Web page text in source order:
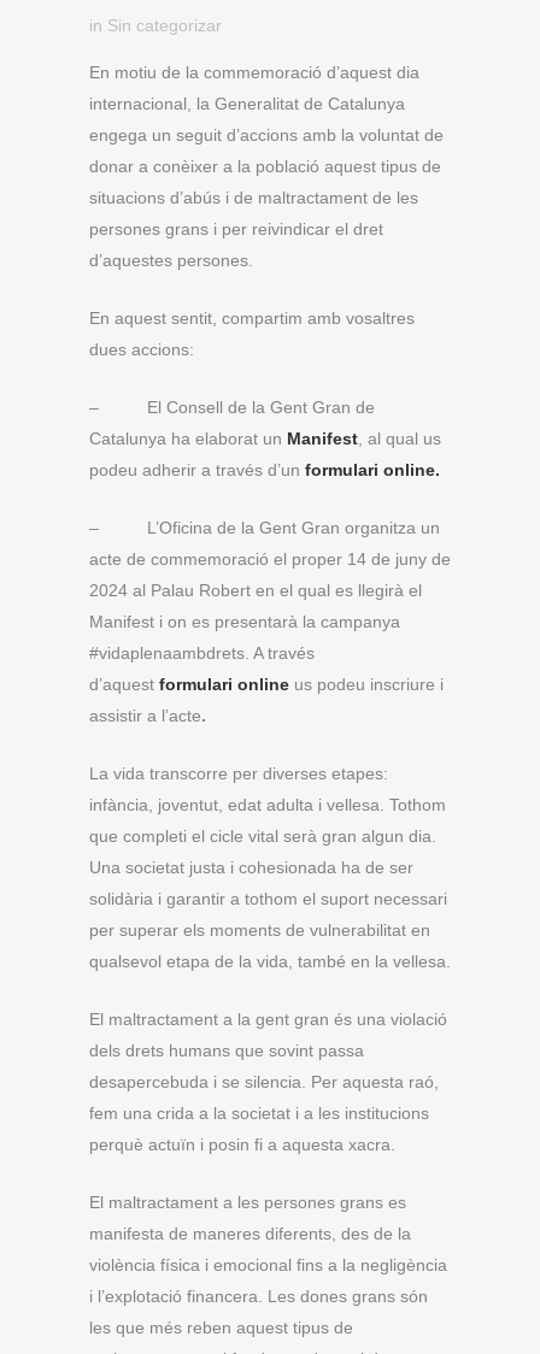
in Sin categorizar
En motiu de la commemoració d’aquest dia
internacional, la Generalitat de Catalunya
engega un seguit d’accions amb la voluntat de
donar a conèixer a la població aquest tipus de
situacions d’abús i de maltractament de les
persones grans i per reivindicar el dret
d’aquestes persones.
En aquest sentit, compartim amb vosaltres
dues accions:
– El Consell de la Gent Gran de
Catalunya ha elaborat un Manifest , al qual us
podeu adherir a través d’un formulari online.
– L’Oficina de la Gent Gran organitza un
acte de commemoració el proper 14 de juny de
2024 al Palau Robert en el qual es llegirà el
Manifest i on es presentarà la campanya
#vidaplenaambdrets. A través
d’aquest formulari online us podeu inscriure i
assistir a l’acte.
La vida transcorre per diverses etapes:
infància, joventut, edat adulta i vellesa. Tothom
que completi el cicle vital serà gran algun dia.
Una societat justa i cohesionada ha de ser
solidària i garantir a tothom el suport necessari
per superar els moments de vulnerabilitat en
qualsevol etapa de la vida, també en la vellesa.
El maltractament a la gent gran és una violació
dels drets humans que sovint passa
desapercebuda i se silencia. Per aquesta raó,
fem una crida a la societat i a les institucions
perquè actuïn i posin fi a aquesta xacra.
El maltractament a les persones grans es
manifesta de maneres diferents, des de la
violència física i emocional fins a la negligència
i l’explotació financera. Les dones grans són
les que més reben aquest tipus de